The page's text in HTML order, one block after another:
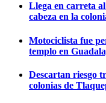
Llega en carreta
cabeza en la
Motociclista fue
templo en
Descartan riesgo
colonias de